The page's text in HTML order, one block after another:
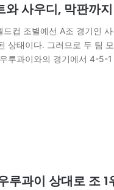
사우디, 막판까
컵 조별예선 A조 경기인
상태이다. 그러므로 두 팀
루과이와의 경기에서 4-5-
과이 상대로 조 1